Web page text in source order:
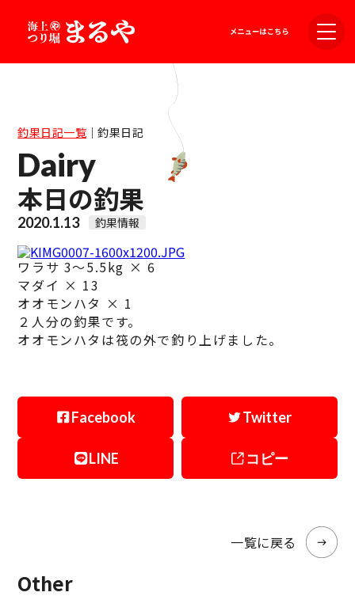
釣果日記一覧｜釣果日記
Dairy
本日の釣果
2020.1.13 釣果情報
ワラサ 3～5.5kg × 6
マダイ × 13
オオモンハタ × 1
２人分の釣果です。
オオモンハタは筏の外で釣り上げました。
Facebook Twitter
LINE コピー
一覧に戻る
Other